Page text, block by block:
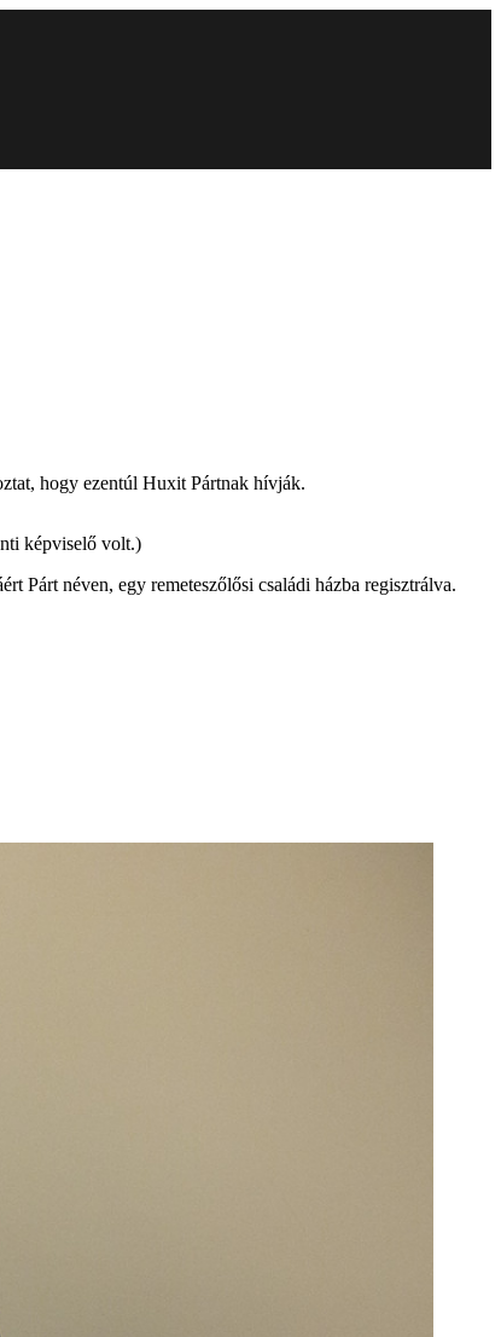
hogy ezentúl Huxit Pártnak hívják.
képviselő volt.)
Párt néven, egy remeteszőlősi családi házba regisztrálva.